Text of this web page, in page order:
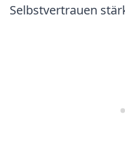
Selbstvertrauen